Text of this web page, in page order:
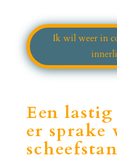
Ik wil weer in
Een
er sprake